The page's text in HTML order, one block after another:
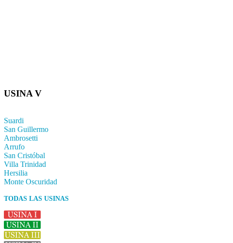
USINA V
Suardi
San Guillermo
Ambrosetti
Arrufo
San Cristóbal
Villa Trinidad
Hersilia
Monte Oscuridad
TODAS LAS USINAS